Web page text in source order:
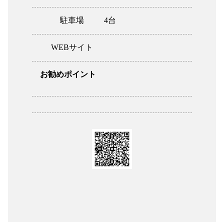
駐車場 4台
WEBサイト
お勧めポイント